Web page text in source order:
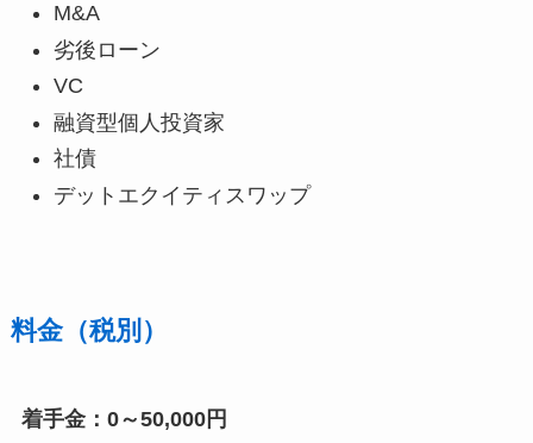
M&A
劣後ローン
VC
融資型個人投資家
社債
デットエクイティスワップ
料金（税別）
着手金：0～50,000円